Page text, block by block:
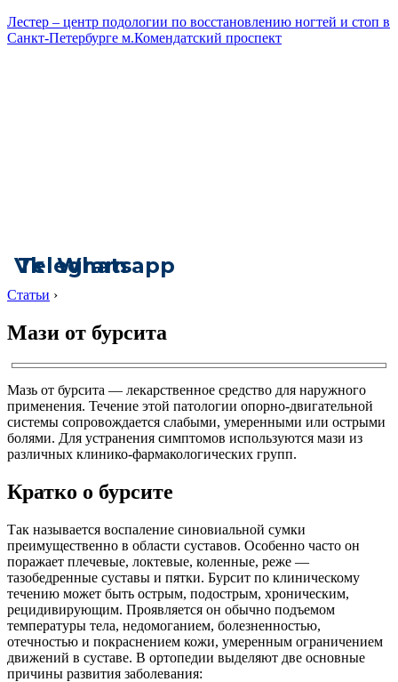
Лестер – центр подологии по восстановлению ногтей и стоп в
Санкт-Петербурге м.Комендатский проспект
Vk
Telegram
Whatsapp
Статьи ›
Мази от бурсита
Мазь от бурсита — лекарственное средство для наружного
применения. Течение этой патологии опорно-двигательной
системы сопровождается слабыми, умеренными или острыми
болями. Для устранения симптомов используются мази из
различных клинико-фармакологических групп.
Кратко о бурсите
Так называется воспаление синовиальной сумки
преимущественно в области суставов. Особенно часто он
поражает плечевые, локтевые, коленные, реже —
тазобедренные суставы и пятки. Бурсит по клиническому
течению может быть острым, подострым, хроническим,
рецидивирующим. Проявляется он обычно подъемом
температуры тела, недомоганием, болезненностью,
отечностью и покраснением кожи, умеренным ограничением
движений в суставе. В ортопедии выделяют две основные
причины развития заболевания: